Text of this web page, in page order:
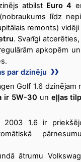
atbilst Euro 4
līdz
remonts) vidēji
. Svarīgi
apkopēm
par dzinēju
Golf 1.6 dzinējam
ir 5W-30 un eļļas
2003 1.6 ir
ātrumu